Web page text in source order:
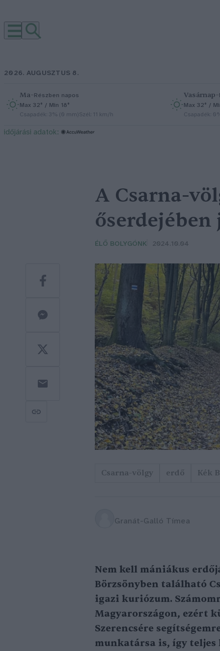
2026. AUGUSZTUS 8.
Ma–Részben napos
Max 32° / Min 18°
Csapadék: 3% (0 mm)Szél: 11 km/h
Vasárnap–
Max 32° /
Csapadék:
időjárási adatok:
A Csarna-
ÉLŐ BOLYGÓNK 2024.10.04
Csarna-völgy erdő Kék
Granát-Galló Tímea
Nem kell mániákus
Börzsönyben található
igazi kuriózum.
Magyarországon, ezért
Szerencsére
munkatársa is, így